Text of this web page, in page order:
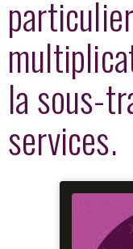
la sous-
services.